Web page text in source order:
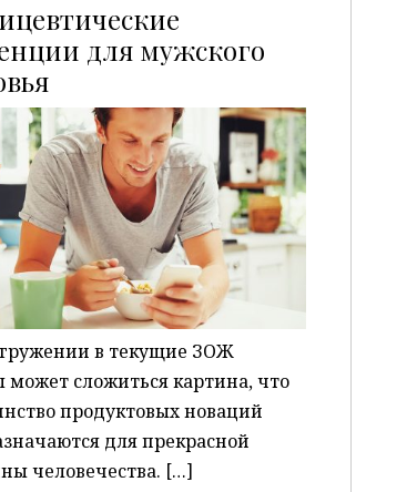
для мужского
P
в текущие ЗОЖ
может сложиться картина, что
продуктовых новаций
для прекрасной
человечества. […]